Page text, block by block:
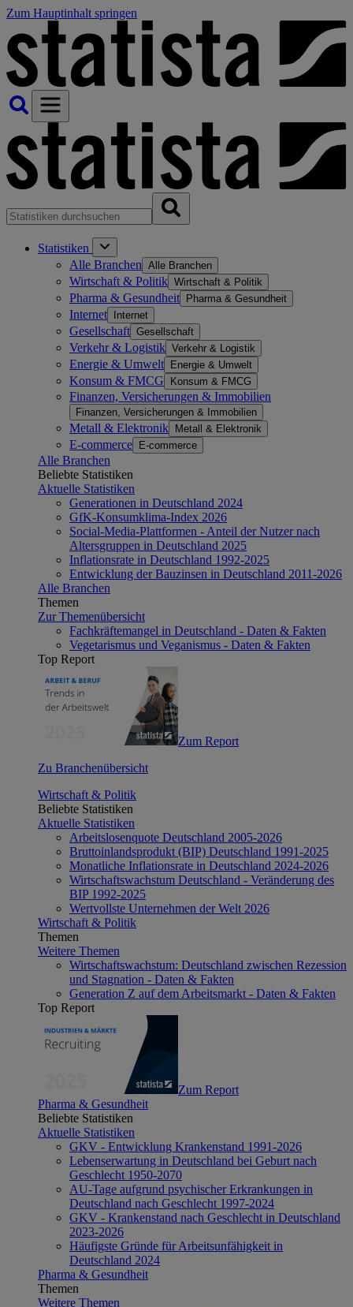
Zum Hauptinhalt springen
Statistiken
Alle Branchen Alle Branchen
Wirtschaft & Politik Wirtschaft & Politik
Pharma & Gesundheit Pharma & Gesundheit
Internet Internet
Gesellschaft Gesellschaft
Verkehr & Logistik Verkehr & Logistik
Energie & Umwelt Energie & Umwelt
Konsum & FMCG Konsum & FMCG
Finanzen, Versicherungen & Immobilien
Finanzen, Versicherungen & Immobilien
Metall & Elektronik Metall & Elektronik
E-commerce E-commerce
Alle Branchen
Beliebte Statistiken
Aktuelle Statistiken
Generationen in Deutschland 2024
GfK-Konsumklima-Index 2026
Social-Media-Plattformen - Anteil der Nutzer nach
Altersgruppen in Deutschland 2025
Inflationsrate in Deutschland 1992-2025
Entwicklung der Bauzinsen in Deutschland 2011-2026
Alle Branchen
Themen
Zur Themenübersicht
Fachkräftemangel in Deutschland - Daten & Fakten
Vegetarismus und Veganismus - Daten & Fakten
Top Report
Zum Report
Zu Branchenübersicht
Wirtschaft & Politik
Beliebte Statistiken
Aktuelle Statistiken
Arbeitslosenquote Deutschland 2005-2026
Bruttoinlandsprodukt (BIP) Deutschland 1991-2025
Monatliche Inflationsrate in Deutschland 2024-2026
Wirtschaftswachstum Deutschland - Veränderung des
BIP 1992-2025
Wertvollste Unternehmen der Welt 2026
Wirtschaft & Politik
Themen
Weitere Themen
Wirtschaftswachstum: Deutschland zwischen Rezession
und Stagnation - Daten & Fakten
Generation Z auf dem Arbeitsmarkt - Daten & Fakten
Top Report
Zum Report
Pharma & Gesundheit
Beliebte Statistiken
Aktuelle Statistiken
GKV - Entwicklung Krankenstand 1991-2026
Lebenserwartung in Deutschland bei Geburt nach
Geschlecht 1950-2070
AU-Tage aufgrund psychischer Erkrankungen in
Deutschland nach Geschlecht 1997-2024
GKV - Krankenstand nach Geschlecht in Deutschland
2023-2026
Häufigste Gründe für Arbeitsunfähigkeit in
Deutschland 2024
Pharma & Gesundheit
Themen
Weitere Themen